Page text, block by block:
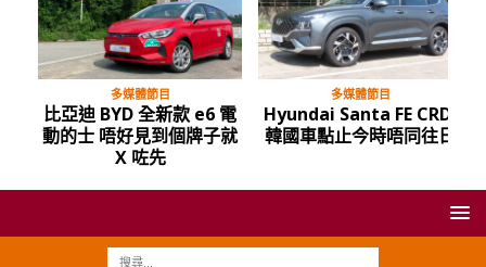
多媒體節目
比亞迪 BYD 全新款 e6 電
動的士 唔好見到個牌子就
X 咗先
多媒體節目
Hyundai Santa FE CRDi
韓國車點止今時唔同往日